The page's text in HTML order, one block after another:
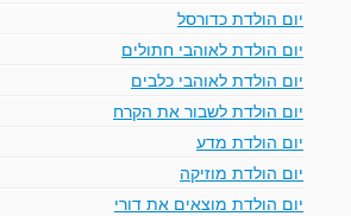
יום הולדת כדורסל
יום הולדת לאוהבי חתולים
יום הולדת לאוהבי כלבים
יום הולדת לשבור את הקרח
יום הולדת מדע
יום הולדת מוזיקה
יום הולדת מוצאים את דורי